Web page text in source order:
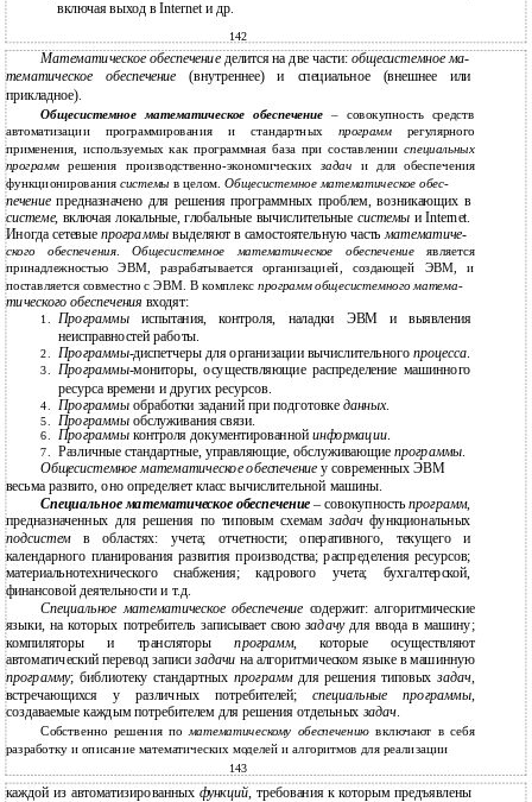
включая выход в Internet и др.
142
Математическое обеспечение делится на две части: общесистемное ма-
тематическое обеспечение(внутреннее) и специальное (внешнее или
прикладное).
Общесистемное математическое обеспечение– совокупность средств
автоматизации программирования и стандартных программ регулярного
применения, используемых как программная база при составленииспециальных
программрешения производственно-экономических задач и для обеспечения
функционирования системы в целом.Общесистемное математическое обес-
печениепредназначено для решения программных проблем, возникающих в
системе, включая локальные, глобальные вычислительные системы и Internet.
Иногда сетевые программывыделяют в самостоятельную частьматематиче-
ского обеспечения.Общесистемное математическое обеспечениеявляется
принадлежностью ЭВМ, разрабатывается организацией, создающей ЭВМ, и
поставляется совместно с ЭВМ. В комплекспрограмм общесистемного матема-
тического обеспечения входят:
1. Программы испытания, контроля, наладки ЭВМ и выявления
неисправностей работы.
2. Программы-диспетчеры для организации вычислительного процесса.
3. Программы-мониторы, осуществляющие распределение машинного
ресурса времени и других ресурсов.
4. Программы обработки заданий при подготовке данных.
5. Программы обслуживания связи.
6. Программы контроля документированной информации.
7. Различные стандартные, управляющие, обслуживающие программы.
Общесистемное математическое обеспечениеу современных ЭВМ
весьма развито, оно определяет класс вычислительной машины.
Специальное математическое обеспечение– совокупностьпрограмм,
предназначенных для решения по типовым схемамзадачфункциональных
подсистемв областях: учета; отчетности; оперативного, текущего и
календарного планирования развития производства; распределения ресурсов;
материальнотехнического снабжения; кадрового учета; бухгалтерской,
финансовой деятельности и т.д.
Специальное математическое обеспечение содержит: алгоритмические
языки, на которых потребитель записывает своюзадачудля ввода в машину;
компиляторы и трансляторыпрограмм, которые осуществляют
автоматический перевод записизадачи на алгоритмическом языке в машинную
программу; библиотеку стандартныхпрограммдля решения типовыхзадач,
встречающихся у различных потребителей;специальные программы,
создаваемые каждым потребителем для решения отдельных задач.
Собственно решения по математическому обеспечениювключают в себя
разработку и описание математических моделей и алгоритмов для реализации
143
каждой из автоматизированных функций, требования к которым предъявлены